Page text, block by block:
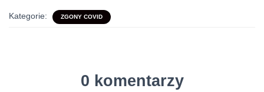
Kategorie: ZGONY COVID
0 komentarzy